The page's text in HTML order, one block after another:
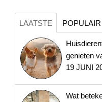
LAATSTE POPULAIR
genieten
19 JUNI
Wat